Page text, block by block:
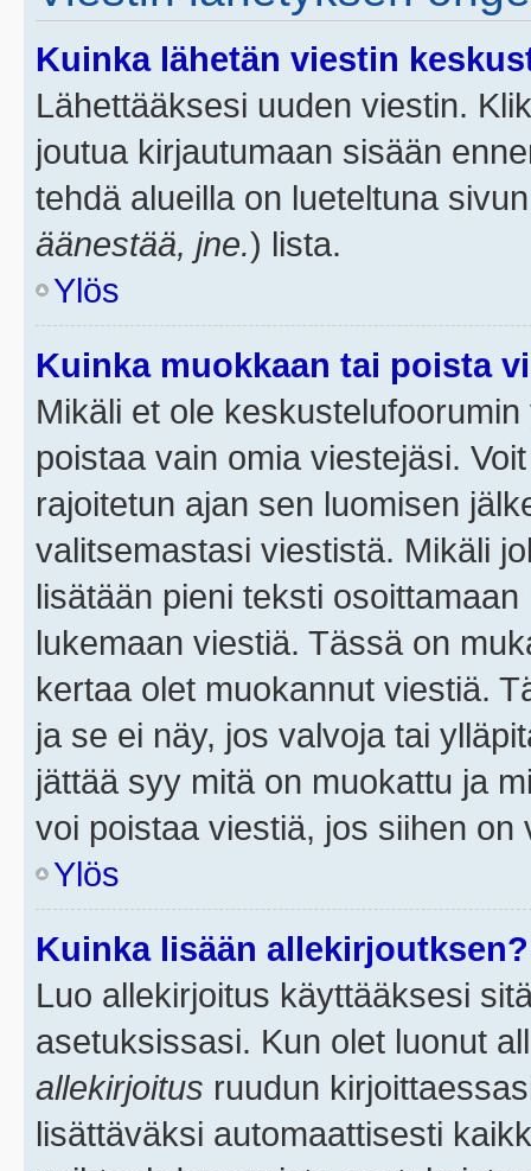
Kuinka lähetän viestin
Lähettääksesi uuden viestin.
joutua kirjautumaan sisään
tehdä alueilla on lueteltuna
äänestää, jne.) lista.
Ylös
Kuinka muokkaan tai poista
Mikäli et ole
poistaa vain omia viestejäsi.
rajoitetun ajan sen luomisen
valitsemastasi viestistä. Mikäli
lisätään pieni teksti
lukemaan viestiä. Tässä on
kertaa olet muokannut viestiä.
ja se ei näy, jos valvoja tai
jättää syy mitä on muokattu ja
voi poistaa viestiä, jos siihen on
Ylös
Kuinka lisään allekirjoutksen?
Luo allekirjoitus käyttääksesi
asetuksissasi. Kun olet luonut
allekirjoitus ruudun
lisättäväksi automaattisesti